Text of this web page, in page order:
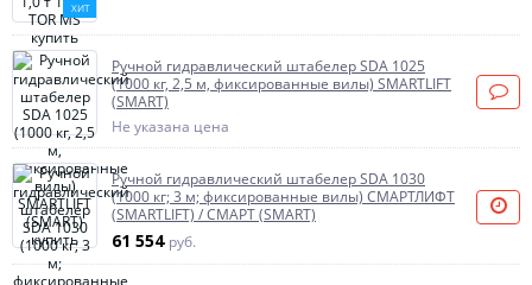
ХИТ
Ручной гидравлический штабелер SDA 1025
(1000 кг, 2,5 м, фиксированные вилы) SMARTLIFT
(SMART)
Не указана цена
Ручной гидравлический штабелер SDA 1030
(1000 кг; 3 м; фиксированные вилы) СМАРТЛИФТ
(SMARTLIFT) / СМАРТ (SMART)
61 554 руб.